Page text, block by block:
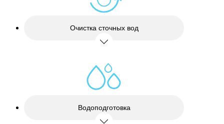
Очистка сточных вод
Водоподготовка